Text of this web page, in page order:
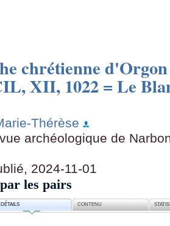
chrétienne
XII, 1022 = Le
Thérèse
archéologique de
2024-11-01
les pairs
DÉTAILS CONTENU